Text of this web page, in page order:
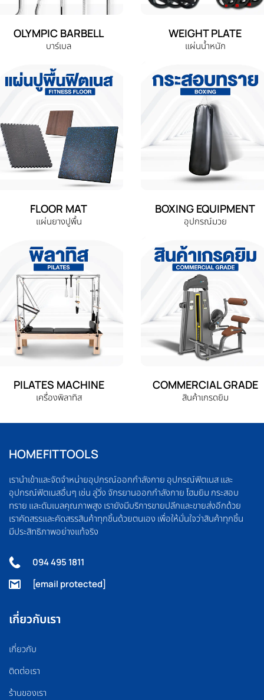
OLYMPIC BARBELL
บาร์เบล
WEIGHT PLATE
แผ่นน้ำหนัก
FLOOR MAT
แผ่นยางปูพื้น
BOXING EQUIPMENT
อุปกรณ์มวย
PILATES MACHINE
เครื่องพิลาทิส
COMMERCIAL GRADE
สินค้าเกรดยิม
HOMEFITTOOLS
เรานำเข้าและจัดจำหน่ายอุปกรณ์ออกกำลังกาย อุปกรณ์ฟิตเนส และ
อุปกรณ์ฟิตเนสอื่นๆ เช่น ลู่วิ่ง จักรยานออกกำลังกาย โฮมยิม กระสอบ
ทราย และดัมเบลคุณภาพสูง เรายังมีบริการขายปลีกและขายส่งอีกด้วย
เราคัดสรรและคัดสรรสินค้าทุกชิ้นด้วยตนเอง เพื่อให้มั่นใจว่าสินค้าทุกชิ้น
มีประสิทธิภาพอย่างแท้จริง
094 495 1811
[email protected]
เกี่ยวกับเรา
เกี่ยวกับ
ติดต่อเรา
ร้านของเรา